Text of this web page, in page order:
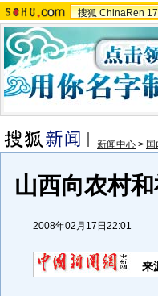
搜狐 ChinaRen
新闻中心 >
山西向农村
2008年02月17日22:01
来